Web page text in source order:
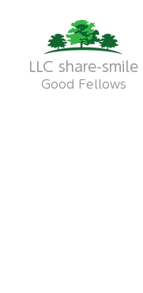
LLC share-smile
Good Fellows